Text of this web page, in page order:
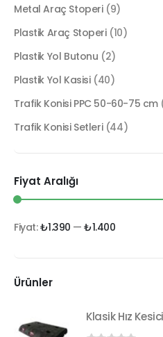
Metal Araç Stoperi (9)
Plastik Araç Stoperi (10)
Plastik Yol Butonu (2)
Plastik Yol Kasisi (40)
Trafik Konisi PPC 50-60-75 cm
Trafik Konisi Setleri (44)
Fiyat Aralığı
Fiyat:₺1.390 —₺1.400
Ürünler